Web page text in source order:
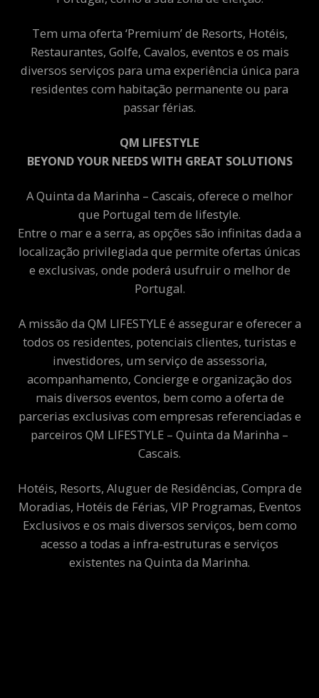
Tem uma oferta ‘Premium’ de Resorts, Hotéis,
Restaurantes, Golfe, Cavalos, eventos e os mais
diversos serviços para uma experiência única para
residentes com habitação permanente ou para
passar férias.
QM LIFESTYLE
BEYOND YOUR NEEDS WITH GREAT SOLUTIONS
A Quinta da Marinha – Cascais, oferece o melhor
que Portugal tem de lifestyle.
Entre o mar e a serra, as opções são infinitas dada a
localização privilegiada que permite ofertas únicas
e exclusivas, onde poderá usufruir o melhor de
Portugal.
A missão da QM LIFESTYLE é assegurar e oferecer a
todos os residentes, potenciais clientes, turistas e
investidores, um serviço de assessoria,
acompanhamento, Concierge e organização dos
mais diversos eventos, bem como a oferta de
parcerias exclusivas com empresas referenciadas e
parceiros QM LIFESTYLE – Quinta da Marinha –
Cascais.
Hotéis, Resorts, Aluguer de Residências, Compra de
Moradias, Hotéis de Férias, VIP Programas, Eventos
Exclusivos e os mais diversos serviços, bem como
acesso a todas a infra-estruturas e serviços
existentes na Quinta da Marinha.